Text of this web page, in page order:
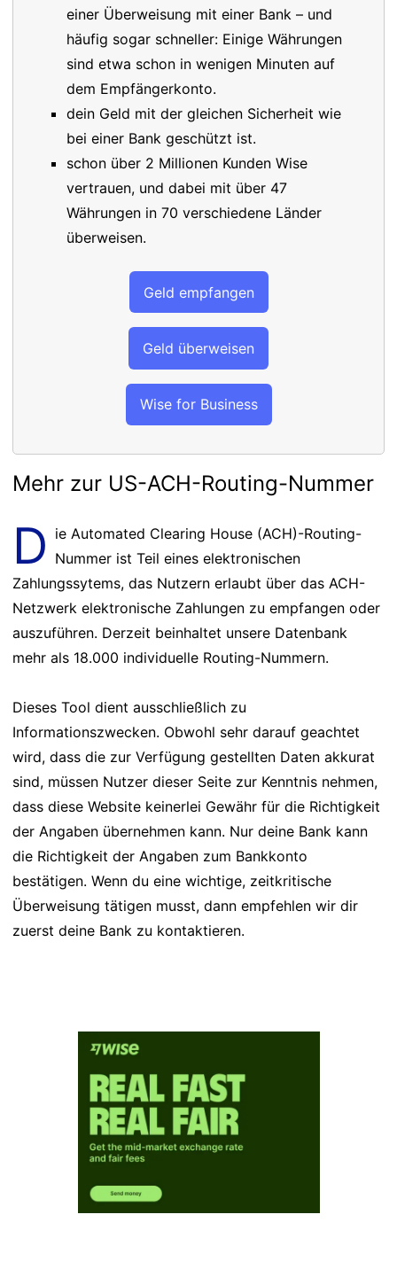
einer Überweisung mit einer Bank – und
häufig sogar schneller: Einige Währungen
sind etwa schon in wenigen Minuten auf
dem Empfängerkonto.
dein Geld mit der gleichen Sicherheit wie
bei einer Bank geschützt ist.
schon über 2 Millionen Kunden Wise
vertrauen, und dabei mit über 47
Währungen in 70 verschiedene Länder
überweisen.
Geld empfangen
Geld überweisen
Wise for Business
Mehr zur US-ACH-Routing-Nummer
D ie Automated Clearing House (ACH)-Routing-
Nummer ist Teil eines elektronischen
Zahlungssytems, das Nutzern erlaubt über das ACH-
Netzwerk elektronische Zahlungen zu empfangen oder
auszuführen. Derzeit beinhaltet unsere Datenbank
mehr als 18.000 individuelle Routing-Nummern.
Dieses Tool dient ausschließlich zu
Informationszwecken. Obwohl sehr darauf geachtet
wird, dass die zur Verfügung gestellten Daten akkurat
sind, müssen Nutzer dieser Seite zur Kenntnis nehmen,
dass diese Website keinerlei Gewähr für die Richtigkeit
der Angaben übernehmen kann. Nur deine Bank kann
die Richtigkeit der Angaben zum Bankkonto
bestätigen. Wenn du eine wichtige, zeitkritische
Überweisung tätigen musst, dann empfehlen wir dir
zuerst deine Bank zu kontaktieren.